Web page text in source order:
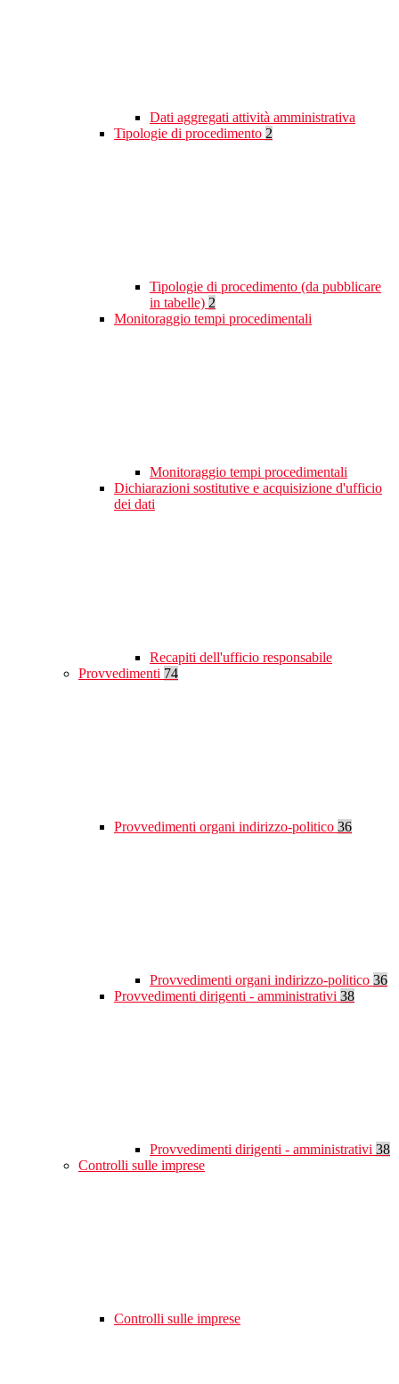
Dati aggregati attività amministrativa
Tipologie di procedimento 2
Tipologie di procedimento (da pubblicare
in tabelle) 2
Monitoraggio tempi procedimentali
Monitoraggio tempi procedimentali
Dichiarazioni sostitutive e acquisizione d'ufficio
dei dati
Recapiti dell'ufficio responsabile
Provvedimenti 74
Provvedimenti organi indirizzo-politico 36
Provvedimenti organi indirizzo-politico 36
Provvedimenti dirigenti - amministrativi 38
Provvedimenti dirigenti - amministrativi 38
Controlli sulle imprese
Controlli sulle imprese